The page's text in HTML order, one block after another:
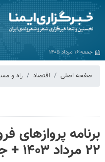
جمعه ۱۶ مرداد ۱۴۰۵
صفحه اصلی اقتصاد راه و
برنامه پروازهای
۲۲ مرداد ۱۴۰۳ + جدول